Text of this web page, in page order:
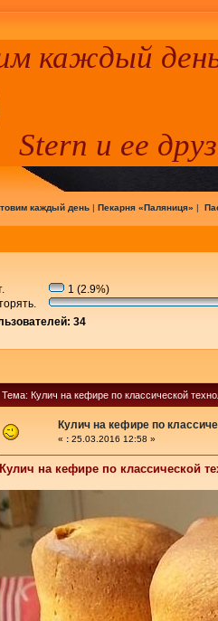
каждый
Stern и ее
каждый день| Пекарня «Паляниця» |
1 (2.9%)
34
Тема: Кулич на кефире по классической
Кулич на кефире по
« : 25.03.2016 12:58 »
Кулич на кефире по классической